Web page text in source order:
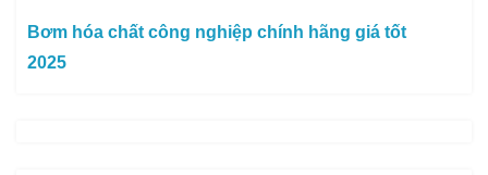
Bơm hóa chất công nghiệp chính hãng giá tốt
2025